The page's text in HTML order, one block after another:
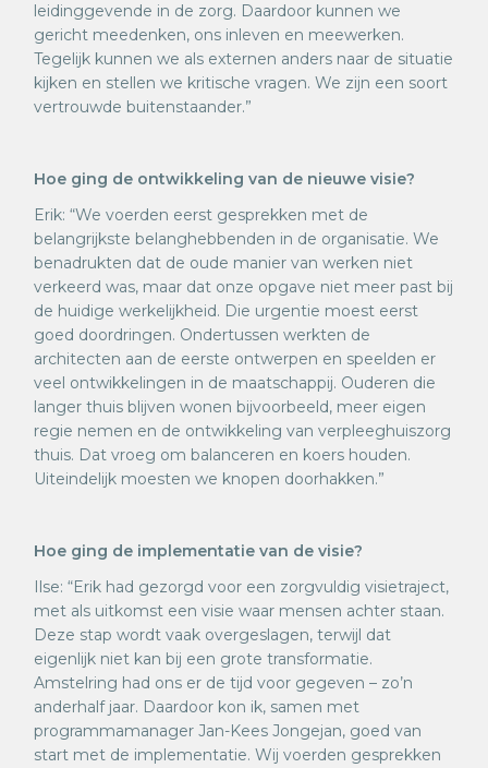
leidinggevende in de zorg. Daardoor kunnen we
gericht meedenken, ons inleven en meewerken.
Tegelijk kunnen we als externen anders naar de situatie
kijken en stellen we kritische vragen. We zijn een soort
vertrouwde buitenstaander.”
Hoe ging de ontwikkeling van de nieuwe visie?
Erik: “We voerden eerst gesprekken met de
belangrijkste belanghebbenden in de organisatie. We
benadrukten dat de oude manier van werken niet
verkeerd was, maar dat onze opgave niet meer past bij
de huidige werkelijkheid. Die urgentie moest eerst
goed doordringen. Ondertussen werkten de
architecten aan de eerste ontwerpen en speelden er
veel ontwikkelingen in de maatschappij. Ouderen die
langer thuis blijven wonen bijvoorbeeld, meer eigen
regie nemen en de ontwikkeling van verpleeghuiszorg
thuis. Dat vroeg om balanceren en koers houden.
Uiteindelijk moesten we knopen doorhakken.”
Hoe ging de implementatie van de visie?
Ilse: “Erik had gezorgd voor een zorgvuldig visietraject,
met als uitkomst een visie waar mensen achter staan.
Deze stap wordt vaak overgeslagen, terwijl dat
eigenlijk niet kan bij een grote transformatie.
Amstelring had ons er de tijd voor gegeven – zo’n
anderhalf jaar. Daardoor kon ik, samen met
programmamanager Jan-Kees Jongejan, goed van
start met de implementatie. Wij voerden gesprekken